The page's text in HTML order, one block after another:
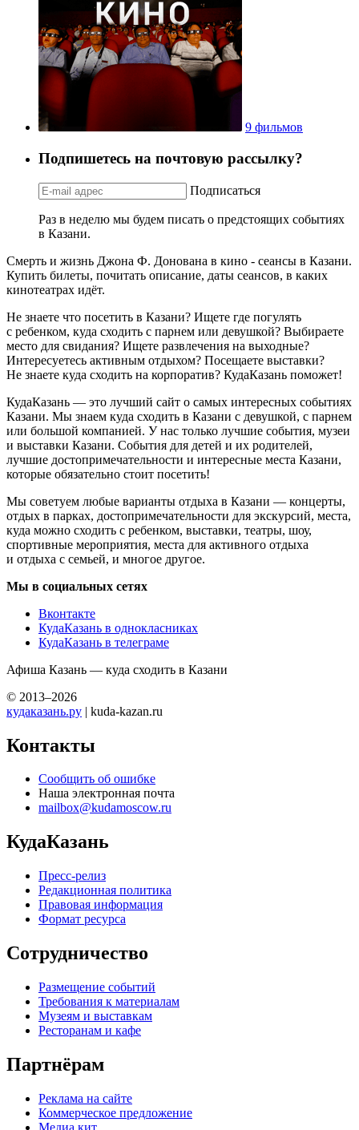
9 фильмов
Подпишетесь на почтовую рассылку?
Подписаться
Раз в неделю мы будем писать о предстоящих событиях
в Казани.
Смерть и жизнь Джона Ф. Донована в кино - сеансы в Казани.
Купить билеты, почитать описание, даты сеансов, в каких
кинотеатрах идёт.
Не знаете что посетить в Казани? Ищете где погулять
с ребенком, куда сходить с парнем или девушкой? Выбираете
место для свидания? Ищете развлечения на выходные?
Интересуетесь активным отдыхом? Посещаете выставки?
Не знаете куда сходить на корпоратив? КудаКазань поможет!
КудаКазань — это лучший сайт о самых интересных событиях
Казани. Мы знаем куда сходить в Казани с девушкой, с парнем
или большой компанией. У нас только лучшие события, музеи
и выставки Казани. События для детей и их родителей,
лучшие достопримечательности и интересные места Казани,
которые обязательно стоит посетить!
Мы советуем любые варианты отдыха в Казани — концерты,
отдых в парках, достопримечательности для экскурсий, места,
куда можно сходить с ребенком, выставки, театры, шоу,
спортивные мероприятия, места для активного отдыха
и отдыха с семьей, и многое другое.
Мы в социальных сетях
Вконтакте
КудаКазань в однокласниках
КудаКазань в телеграме
Афиша Казань — куда сходить в Казани
© 2013–2026
кудаказань.ру | kuda-kazan.ru
Контакты
Сообщить об ошибке
Наша электронная почта
mailbox@kudamoscow.ru
КудаКазань
Пресс-релиз
Редакционная политика
Правовая информация
Формат ресурса
Сотрудничество
Размещение событий
Требования к материалам
Музеям и выставкам
Ресторанам и кафе
Партнёрам
Реклама на сайте
Коммерческое предложение
Медиа кит